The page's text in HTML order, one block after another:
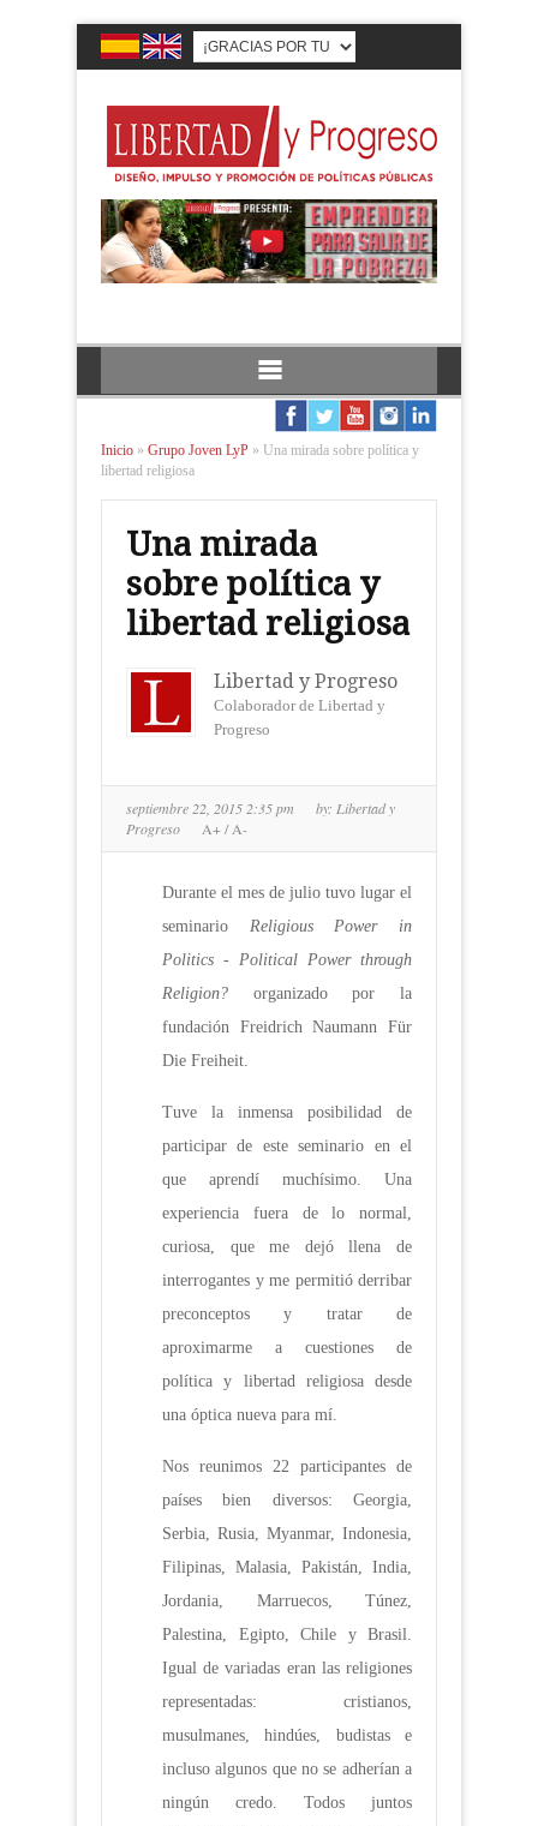
Inicio » Grupo Joven LyP » Una mirada sobre política y
libertad religiosa
Una mirada
sobre política y
libertad religiosa
Libertad y Progreso
Colaborador de Libertad y
Progreso
septiembre 22, 2015 2:35 pm by: Libertad y
Progreso
A+/A-
Durante el mes de julio tuvo lugar el
seminario Religious Power in
Politics - Political Power through
Religion? organizado por la
fundación Freidrich Naumann Für
Die Freiheit.
Tuve la inmensa posibilidad de
participar de este seminario en el
que aprendí muchísimo. Una
experiencia fuera de lo normal,
curiosa, que me dejó llena de
interrogantes y me permitió derribar
preconceptos y tratar de
aproximarme a cuestiones de
política y libertad religiosa desde
una óptica nueva para mí.
Nos reunimos 22 participantes de
países bien diversos: Georgia,
Serbia, Rusia, Myanmar, Indonesia,
Filipinas, Malasia, Pakistán, India,
Jordania, Marruecos, Túnez,
Palestina, Egipto, Chile y Brasil.
Igual de variadas eran las religiones
representadas: cristianos,
musulmanes, hindúes, budistas e
incluso algunos que no se adherían a
ningún credo. Todos juntos